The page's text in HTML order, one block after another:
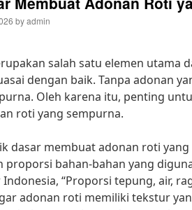
byadmin
salah satu elemen utama
dengan baik. Tanpa adonan
Oleh karena itu, penting
roti yang sempurna.
dasar membuat adonan roti
proporsi bahan-bahan yang
“Proporsi tepung, air,
adonan roti memiliki tekstur